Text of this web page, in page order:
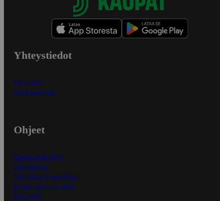
Yhteystiedot
Myymälät
Asiakaspalvelu
Ohjeet
Ensitilaajan ohjeet
Näin maksat
Näin tilaat ja muokkaat
Kaikki ohjeet ja vinkit
In English